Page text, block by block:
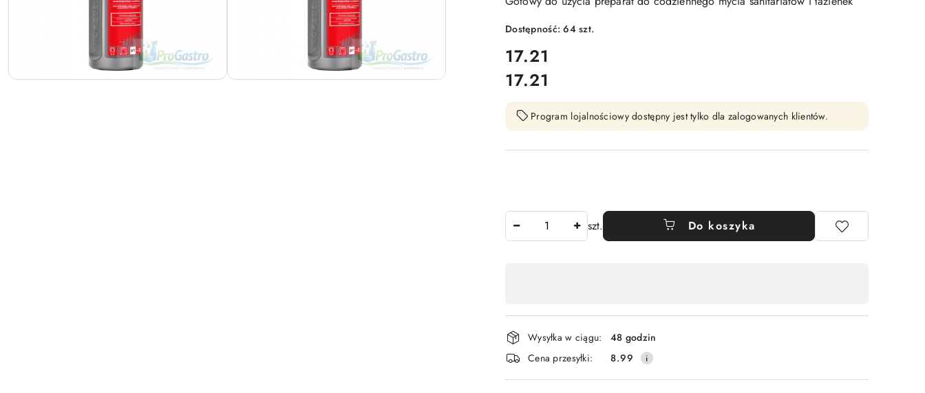
Dostępność:64szt.
cena:
17.21
Cena:
17.21
Program lojalnościowy dostępny jest tylko dla zalogowanych klientów.
szt. Do koszyka
płatność
i
dostawa
Wysyłka w ciągu:
48 godzin
Cena przesyłki:
8.99